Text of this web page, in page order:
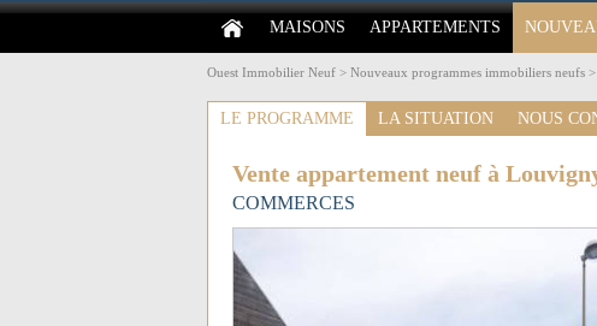
MAISONS APPARTEMENTS
Ouest Immobilier Neuf > Nouveaux programmes immobiliers neufs >
LE PROGRAMME LA SITUATION NOUS
Vente appartement neuf à
COMMERCES